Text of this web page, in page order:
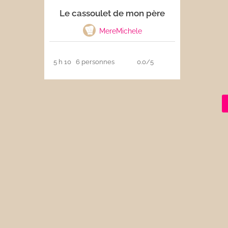
Boissons
Le cassoulet de mon père
MereMichele
5 h 10 6 personnes 0.0/5